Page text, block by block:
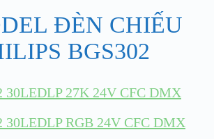
ĐÈN CHIẾU
BGS302
30LEDLP 27K 24V CFC DMX
30LEDLP RGB 24V CFC DMX